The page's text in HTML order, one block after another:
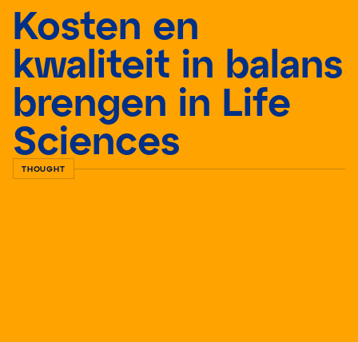
Kosten en
kwaliteit in balans
brengen in Life
Sciences
THOUGHT